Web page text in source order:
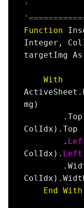
'
Function
Integer,
targetImg As
With
mg)
ColIdx).Top
        .
ColIdx). Left
End With